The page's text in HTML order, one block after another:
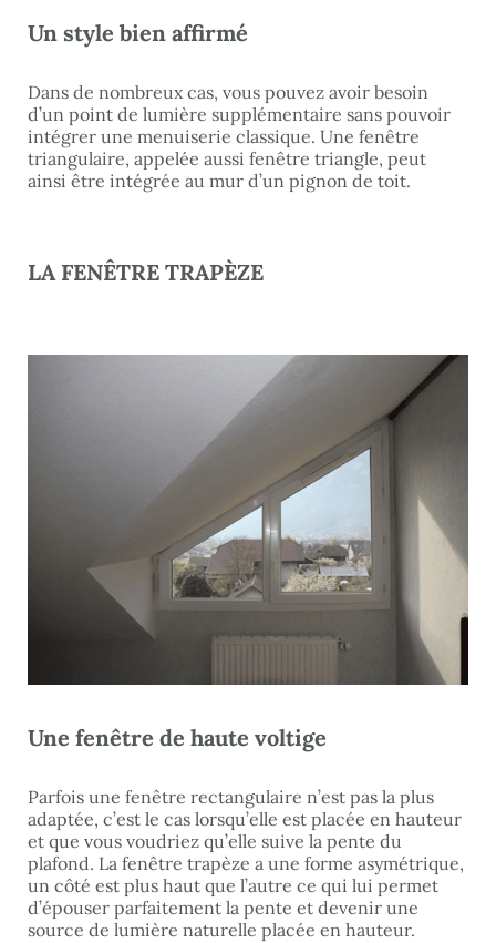
Un style bien affirmé
Dans de nombreux cas, vous pouvez avoir besoin
d’un point de lumière supplémentaire sans pouvoir
intégrer une menuiserie classique. Une fenêtre
triangulaire, appelée aussi fenêtre triangle, peut
ainsi être intégrée au mur d’un pignon de toit.
LA FENÊTRE TRAPÈZE
Une fenêtre de haute voltige
Parfois une fenêtre rectangulaire n’est pas la plus
adaptée, c’est le cas lorsqu’elle est placée en hauteur
et que vous voudriez qu’elle suive la pente du
plafond. La fenêtre trapèze a une forme asymétrique,
un côté est plus haut que l’autre ce qui lui permet
d’épouser parfaitement la pente et devenir une
source de lumière naturelle placée en hauteur.